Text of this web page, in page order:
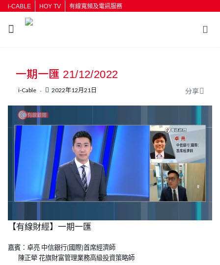
i-CABLE HOY TV 有線寬頻及電訊服務
一期一匯 21/12/2022
i-Cable 2022年12月21日 分享
n
m
u
e
o
a
d
:
3
.
【有線財經】一期一匯
嘉賓：卓亮 中信銀行(國際)首席經濟師
陳正犖 花旗財富管理業務高級投資策略師